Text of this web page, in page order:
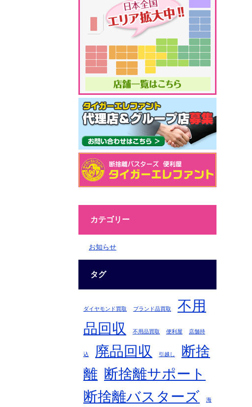
カテゴリー
お知らせ
タグ
ダイヤモンド買取 ブランド品買取
不用
品回収
不用品買取 便利屋 店舗持
込 廃品回収 引越し
断捨
離 断捨離サポート
断捨離バスターズ
海